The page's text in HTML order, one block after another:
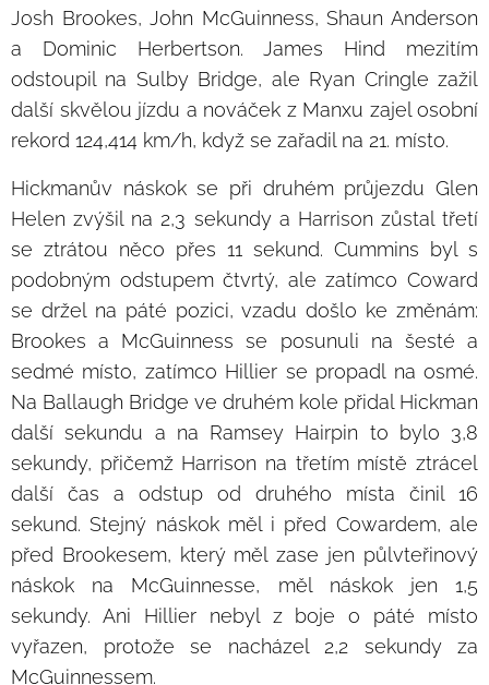
Josh Brookes, John McGuinness, Shaun Anderson
a Dominic Herbertson. James Hind mezitím
odstoupil na Sulby Bridge, ale Ryan Cringle zažil
další skvělou jízdu a nováček z Manxu zajel osobní
rekord 124,414 km/h, když se zařadil na 21. místo.
Hickmanův náskok se při druhém průjezdu Glen
Helen zvýšil na 2,3 sekundy a Harrison zůstal třetí
se ztrátou něco přes 11 sekund. Cummins byl s
podobným odstupem čtvrtý, ale zatímco Coward
se držel na páté pozici, vzadu došlo ke změnám:
Brookes a McGuinness se posunuli na šesté a
sedmé místo, zatímco Hillier se propadl na osmé.
Na Ballaugh Bridge ve druhém kole přidal Hickman
další sekundu a na Ramsey Hairpin to bylo 3,8
sekundy, přičemž Harrison na třetím místě ztrácel
další čas a odstup od druhého místa činil 16
sekund. Stejný náskok měl i před Cowardem, ale
před Brookesem, který měl zase jen půlvteřinový
náskok na McGuinnesse, měl náskok jen 1,5
sekundy. Ani Hillier nebyl z boje o páté místo
vyřazen, protože se nacházel 2,2 sekundy za
McGuinnessem.